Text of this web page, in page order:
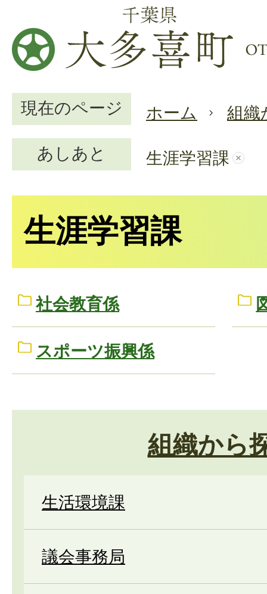
現在のページ ホーム
組織
あしあと
生涯学習課
生涯学習課
社会教育係
スポーツ振興係
組織から
生活環境課
議会事務局